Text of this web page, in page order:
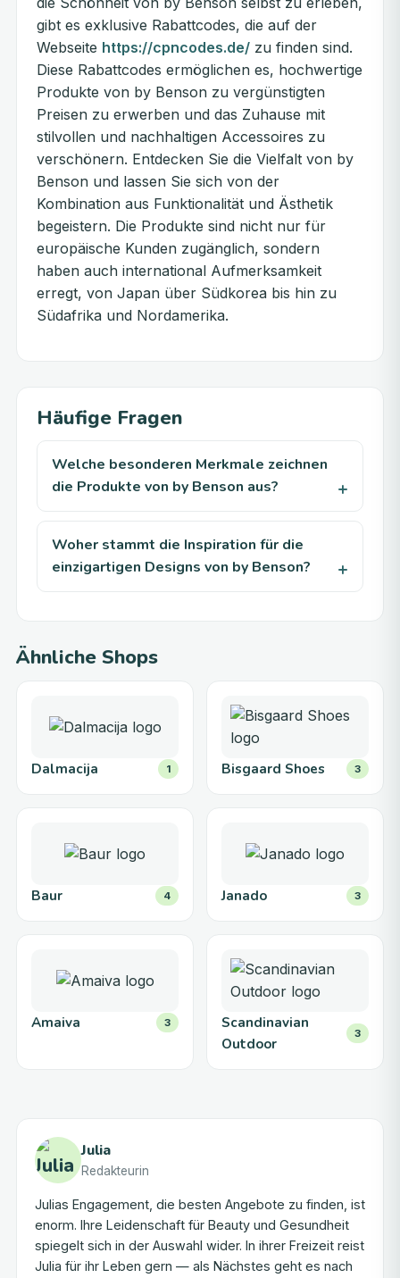
gibt es exklusive Rabattcodes, die auf der
Webseite https://cpncodes.de/ zu finden sind.
Diese Rabattcodes ermöglichen es, hochwertige
Produkte von by Benson zu vergünstigten
Preisen zu erwerben und das Zuhause mit
stilvollen und nachhaltigen Accessoires zu
verschönern. Entdecken Sie die Vielfalt von by
Benson und lassen Sie sich von der
Kombination aus Funktionalität und Ästhetik
begeistern. Die Produkte sind nicht nur für
europäische Kunden zugänglich, sondern
haben auch international Aufmerksamkeit
erregt, von Japan über Südkorea bis hin zu
Südafrika und Nordamerika.
Häufige Fragen
Welche besonderen Merkmale zeichnen
die Produkte von by Benson aus?
Woher stammt die Inspiration für die
einzigartigen Designs von by Benson?
Ähnliche Shops
Dalmacija 1 Bisgaard Shoes 3
Baur 4 Janado 3
Amaiva 3
Scandinavian
Outdoor
3
Julia
Redakteurin
Julias Engagement, die besten Angebote zu finden, ist
enorm. Ihre Leidenschaft für Beauty und Gesundheit
spiegelt sich in der Auswahl wider. In ihrer Freizeit reist
Julia für ihr Leben gern — als Nächstes geht es nach